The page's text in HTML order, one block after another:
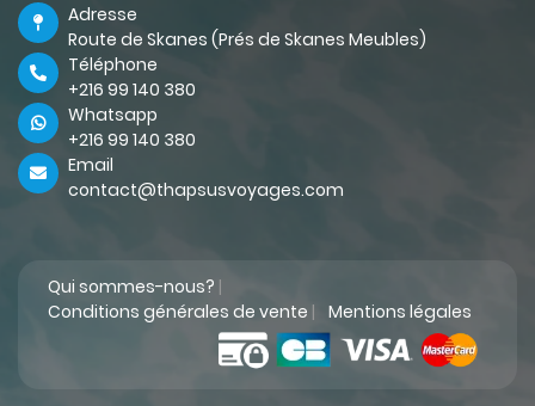
Adresse
Route de Skanes (Prés de Skanes Meubles)
Téléphone
+216 99 140 380
Whatsapp
+216 99 140 380
Email
contact@thapsusvoyages.com
Qui sommes-nous? |
Conditions générales de vente | Mentions légales